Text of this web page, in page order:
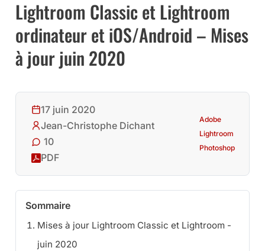
Lightroom Classic et Lightroom
ordinateur et iOS/Android – Mises
à jour juin 2020
17 juin 2020
Jean-Christophe Dichant
10
PDF
Adobe
Lightroom
Photoshop
Sommaire
Mises à jour Lightroom Classic et Lightroom -
juin 2020